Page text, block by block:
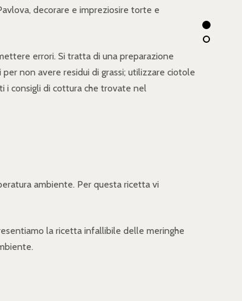
decorare e impreziosire torte e
errori. Si tratta di una preparazione
non avere residui di grassi; utilizzare ciotole
i consigli di cottura che trovate nel
ambiente. Per questa ricetta vi
la ricetta infallibile delle meringhe